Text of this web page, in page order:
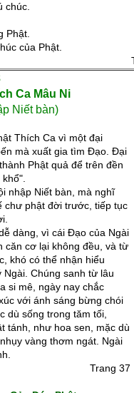
chúc.
Phật.
của Phật.
Ca Mâu Ni
Niết bàn)
Thích Ca vì một đại
mà xuất gia tìm Ðạo. Ðại
Phật quả để trên đền
nhập Niết bàn, mà nghĩ
chư phật đời trước, tiếp tục
dàng, vì cái Ðạo của Ngài
căn cơ lại không đều, và từ
khó có thể nhận hiểu
Chúng sanh từ lâu
si mê, ngày nay chắc
với ánh sáng bừng chói
dù sống trong tăm tối,
tánh, như hoa sen, mặc dù
vàng thơm ngát. Ngài
Trang 37